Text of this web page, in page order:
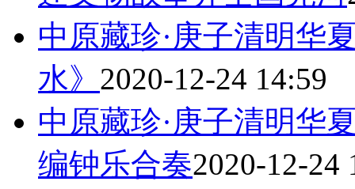
中原藏珍·庚子清明华
水》 2020-12-24 14:59
中原藏珍·庚子清明华
编钟乐合奏2020-12-24